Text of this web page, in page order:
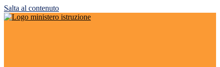
Salta al contenuto